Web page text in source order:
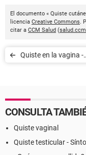
El documento « Quiste
licencia Creative Commons.
citar a CCM Salud (
Quiste en la vagina -
CONSULTA
Quiste vaginal
Quiste testicular -